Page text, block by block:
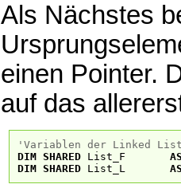
Als Nächstes
einen Pointer.
auf das
'Variablen der Linked
DIM SHARED List_F
DIM SHARED List_L